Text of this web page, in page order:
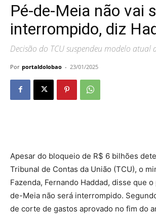
Pé-de-Meia não vai
interrompido, diz
Decisão do TCU suspendeu modelo atual
Por portaldolobao - 23/01/2025
Apesar do bloqueio de R$ 6 bilhões
Tribunal de Contas da União (TCU), o
Fazenda, Fernando Haddad, disse que
de-Meia não será interrompido.
de corte de gastos aprovado no fim do